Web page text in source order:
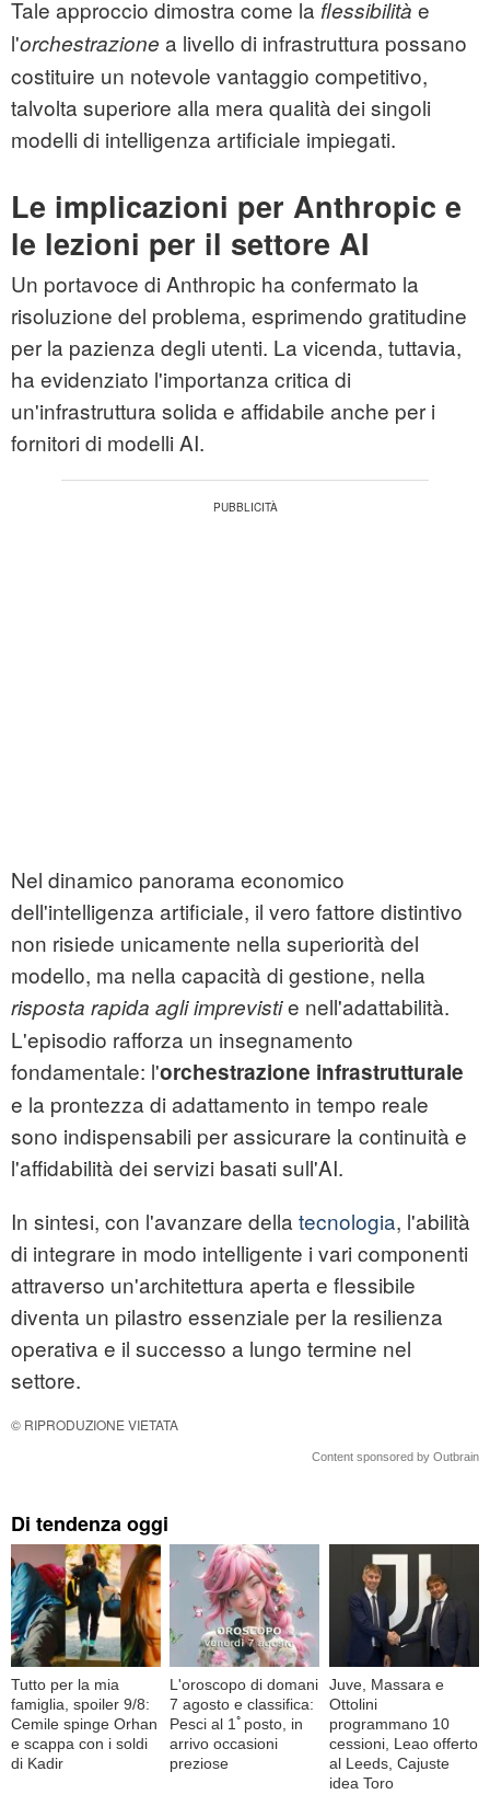
Tale approccio dimostra come la flessibilità e
l'orchestrazione a livello di infrastruttura possano
costituire un notevole vantaggio competitivo,
talvolta superiore alla mera qualità dei singoli
modelli di intelligenza artificiale impiegati.
Le implicazioni per Anthropic e
le lezioni per il settore AI
Un portavoce di Anthropic ha confermato la
risoluzione del problema, esprimendo gratitudine
per la pazienza degli utenti. La vicenda, tuttavia,
ha evidenziato l'importanza critica di
un'infrastruttura solida e affidabile anche per i
fornitori di modelli AI.
Nel dinamico panorama economico
dell'intelligenza artificiale, il vero fattore distintivo
non risiede unicamente nella superiorità del
modello, ma nella capacità di gestione, nella
risposta rapida agli imprevistie nell'adattabilità.
L'episodio rafforza un insegnamento
fondamentale: l'orchestrazione infrastrutturale
e la prontezza di adattamento in tempo reale
sono indispensabili per assicurare la continuità e
l'affidabilità dei servizi basati sull'AI.
In sintesi, con l'avanzare della tecnologia, l'abilità
di integrare in modo intelligente i vari componenti
attraverso un'architettura aperta e flessibile
diventa un pilastro essenziale per la resilienza
operativa e il successo a lungo termine nel
settore.
© RIPRODUZIONE VIETATA
Content sponsored by Outbrain
Di tendenza oggi
Tutto per la mia
famiglia, spoiler 9/8:
Cemile spinge Orhan
e scappa con i soldi
di Kadir
L'oroscopo di domani
7 agosto e classifica:
Pesci al 1ﾟposto, in
arrivo occasioni
preziose
Juve, Massara e
Ottolini
programmano 10
cessioni, Leao offerto
al Leeds, Cajuste
idea Toro